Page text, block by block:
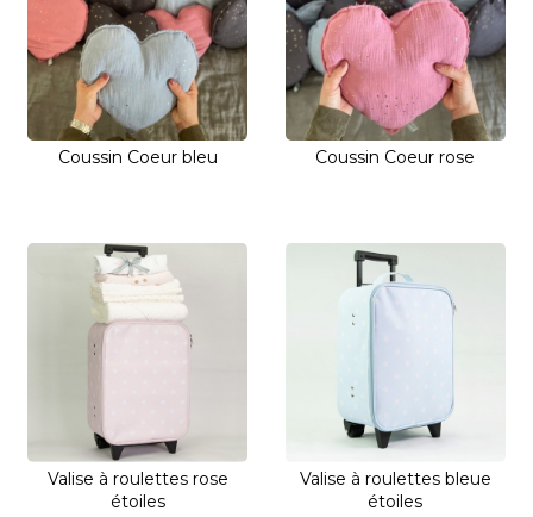
Coussin Coeur bleu Coussin Coeur rose
Valise à roulettes rose
étoiles
Valise à roulettes bleue
étoiles